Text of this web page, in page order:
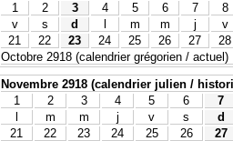
1
2 3 4 5 6 7 8
v
s d m m j v
21
22 23 24 25 26 27 28
Octobre 2918 (calendrier grégorien / actuel)
Novembre 2918 (calendrier julien /
1
2 3 4 5 6 7
l
m m j v s d
21
22 23 24 25 26 27